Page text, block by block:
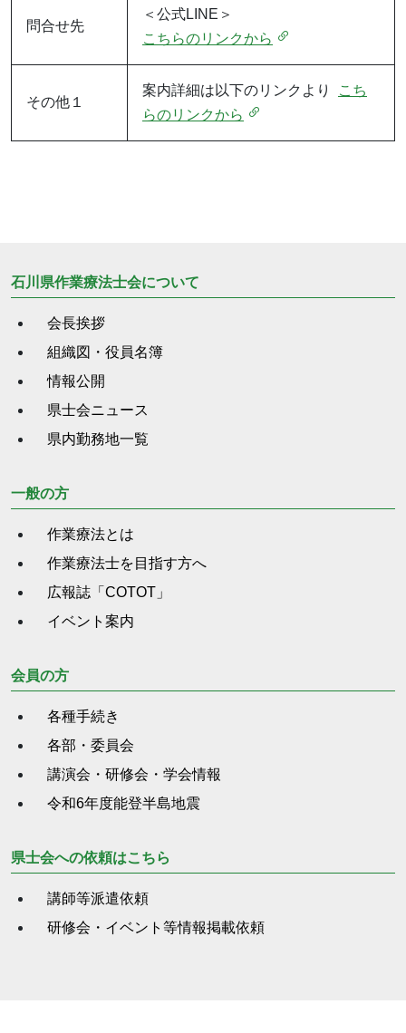
問合せ先
＜公式LINE＞
こちらのリンクから
その他１
案内詳細は以下のリンクより
こち
らのリンクから
石川県作業療法士会について
会長挨拶
組織図・役員名簿
情報公開
県士会ニュース
県内勤務地一覧
一般の方
作業療法とは
作業療法士を目指す方へ
広報誌「COTOT」
イベント案内
会員の方
各種手続き
各部・委員会
講演会・研修会・学会情報
令和6年度能登半島地震
県士会への依頼はこちら
講師等派遣依頼
研修会・イベント等情報掲載依頼